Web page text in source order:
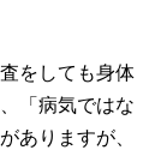
をしても身体
「病気ではな
ありますが、